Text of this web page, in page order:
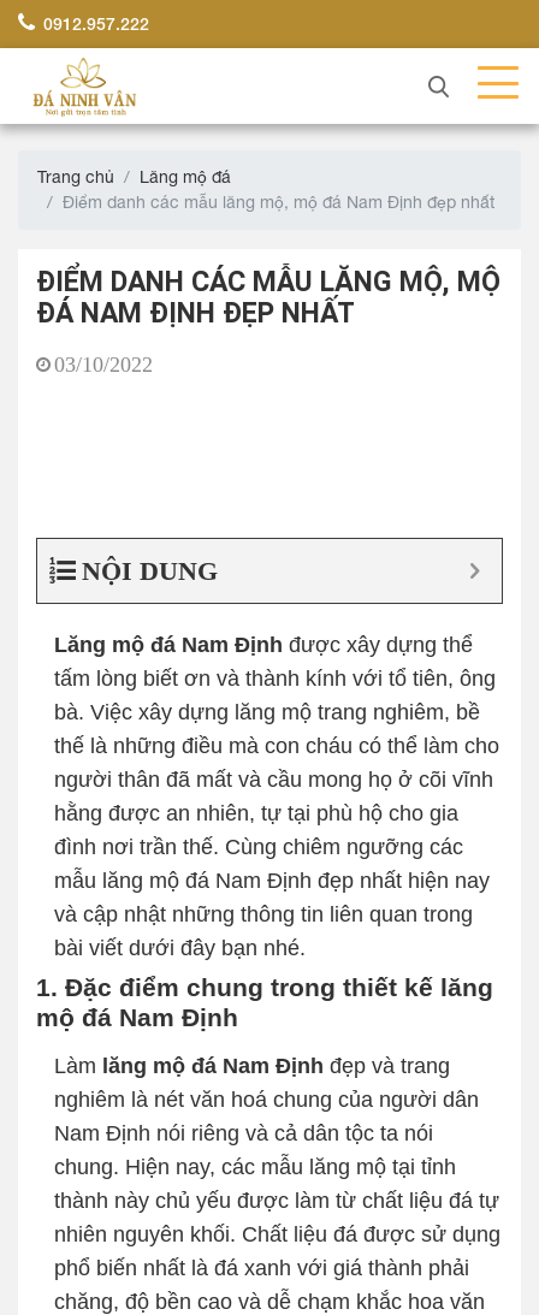
0912.957.222
Trang chủ
Lăng mộ đá
Điểm danh các mẫu lăng mộ, mộ đá Nam Định đẹp nhất
ĐIỂM DANH CÁC MẪU LĂNG MỘ, MỘ
ĐÁ NAM ĐỊNH ĐẸP NHẤT
03/10/2022
NỘI DUNG
Lăng mộ đá Nam Định được xây dựng thể
tấm lòng biết ơn và thành kính với tổ tiên, ông
bà. Việc xây dựng lăng mộ trang nghiêm, bề
thế là những điều mà con cháu có thể làm cho
người thân đã mất và cầu mong họ ở cõi vĩnh
hằng được an nhiên, tự tại phù hộ cho gia
đình nơi trần thế. Cùng chiêm ngưỡng các
mẫu lăng mộ đá Nam Định đẹp nhất hiện nay
và cập nhật những thông tin liên quan trong
bài viết dưới đây bạn nhé.
1. Đặc điểm chung trong thiết kế lăng
mộ đá Nam Định
Làm lăng mộ đá Nam Định đẹp và trang
nghiêm là nét văn hoá chung của người dân
Nam Định nói riêng và cả dân tộc ta nói
chung. Hiện nay, các mẫu lăng mộ tại tỉnh
thành này chủ yếu được làm từ chất liệu đá tự
nhiên nguyên khối. Chất liệu đá được sử dụng
phổ biến nhất là đá xanh với giá thành phải
chăng, độ bền cao và dễ chạm khắc hoa văn